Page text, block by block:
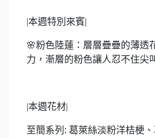
|本週特別來賓|
🌸粉色陸蓮：層層疊疊的薄透
力，漸層的粉色讓人忍不住尖
|本週花材|
至簡系列: 葛萊絲淡粉洋桔梗